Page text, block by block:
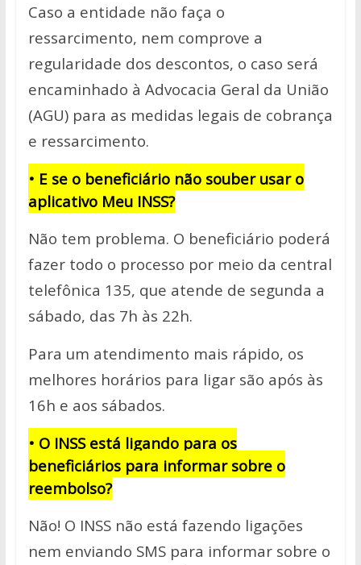
Caso a entidade não faça o
ressarcimento, nem comprove a
regularidade dos descontos, o caso será
encaminhado à Advocacia Geral da União
(AGU) para as medidas legais de cobrança
e ressarcimento.
• E se o beneficiário não souber usar o
aplicativo Meu INSS?
Não tem problema. O beneficiário poderá
fazer todo o processo por meio da central
telefônica 135, que atende de segunda a
sábado, das 7h às 22h.
Para um atendimento mais rápido, os
melhores horários para ligar são após às
16h e aos sábados.
• O INSS está ligando para os
beneficiários para informar sobre o
reembolso?
Não! O INSS não está fazendo ligações
nem enviando SMS para informar sobre o